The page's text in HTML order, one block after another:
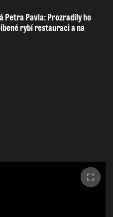
Petra Pavla: Prozradily ho
rybí restauraci a na